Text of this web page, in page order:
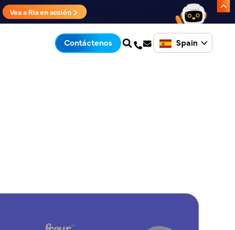
Vea a Ria en acción
Contáctenos Spain